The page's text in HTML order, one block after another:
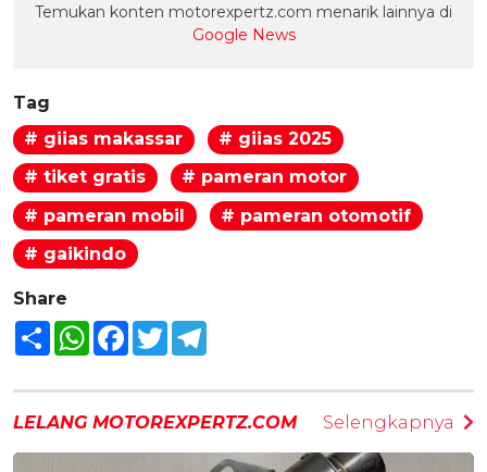
Temukan konten motorexpertz.com menarik lainnya di
Google News
Tag
# giias makassar
# giias 2025
# tiket gratis
# pameran motor
# pameran mobil
# pameran otomotif
# gaikindo
Share
Share WhatsAppFacebook
Twitter
LELANG MOTOREXPERTZ.COM Selengkapnya